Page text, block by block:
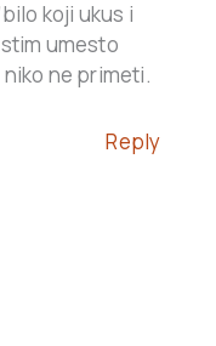
koji ukus i
umesto
ne primeti.
Reply